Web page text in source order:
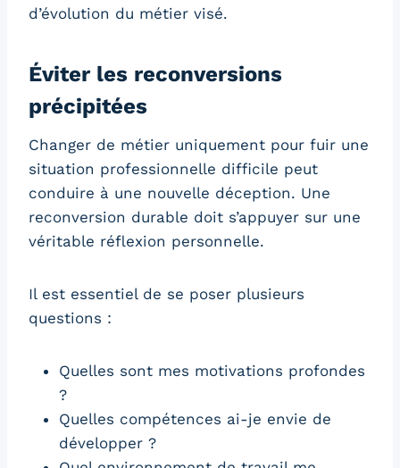
d’évolution du métier visé.
Éviter les reconversions
précipitées
Changer de métier uniquement pour fuir une
situation professionnelle difficile peut
conduire à une nouvelle déception. Une
reconversion durable doit s’appuyer sur une
véritable réflexion personnelle.
Il est essentiel de se poser plusieurs
questions :
Quelles sont mes motivations profondes
?
Quelles compétences ai-je envie de
développer ?